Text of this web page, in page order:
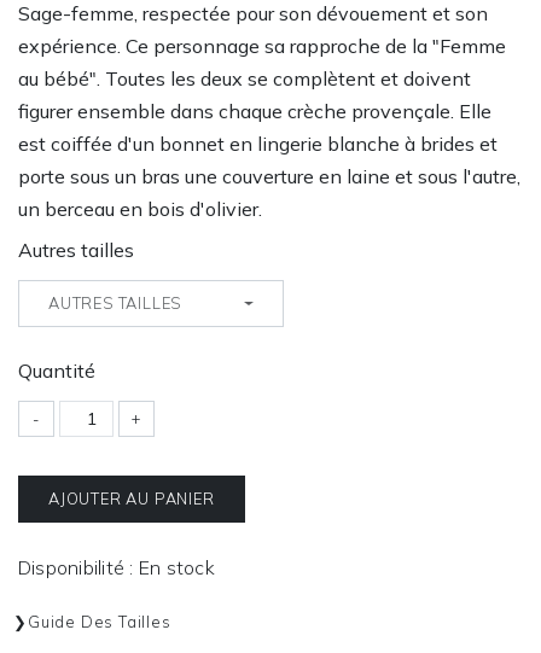
Sage-femme, respectée pour son dévouement et son
expérience. Ce personnage sa rapproche de la "Femme
au bébé". Toutes les deux se complètent et doivent
figurer ensemble dans chaque crèche provençale. Elle
est coiffée d'un bonnet en lingerie blanche à brides et
porte sous un bras une couverture en laine et sous l'autre,
un berceau en bois d'olivier.
Autres tailles
AUTRES TAILLES
Quantité
- +
AJOUTER AU PANIER
Disponibilité : En stock
Guide Des Tailles